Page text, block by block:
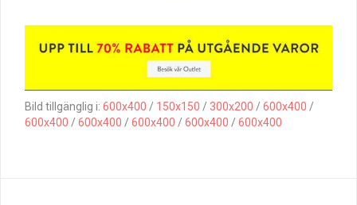
Bild tillgänglig i: 600x400 / 150x150 / 300x200 / 600x400 /
600x400 / 600x400 / 600x400 / 600x400 / 600x400